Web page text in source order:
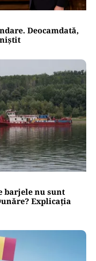
Deocamdată,
barjele nu sunt
Explicația